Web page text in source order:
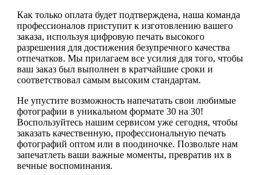
Как только оплата будет подтверждена, наша команда
профессионалов приступит к изготовлению вашего
заказа, используя цифровую печать высокого
разрешения для достижения безупречного качества
отпечатков. Мы прилагаем все усилия для того, чтобы
ваш заказ был выполнен в кратчайшие сроки и
соответствовал самым высоким стандартам.
Не упустите возможность напечатать свои любимые
фотографии в уникальном формате 30 на 30!
Воспользуйтесь нашим сервисом уже сегодня, чтобы
заказать качественную, профессиональную печать
фотографий оптом или в поодиночке. Позвольте нам
запечатлеть ваши важные моменты, превратив их в
вечные воспоминания.